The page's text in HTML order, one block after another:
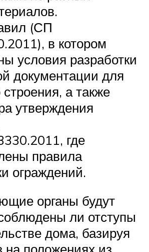
(СП
в котором
условия разработки
документации для
строения, а также
утверждения
где
правила
ограждений.
органы будут
ли отступы
дома, базируя